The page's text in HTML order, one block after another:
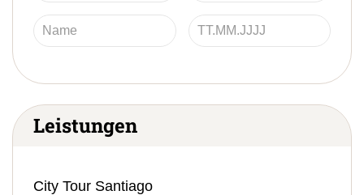
Leistungen
City Tour Santiago